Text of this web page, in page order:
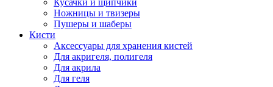
Кусачки и щипчики
Ножницы и твизеры
Пушеры и шаберы
Кисти
Аксессуары для хранения кистей
Для акригеля, полигеля
Для акрила
Для геля